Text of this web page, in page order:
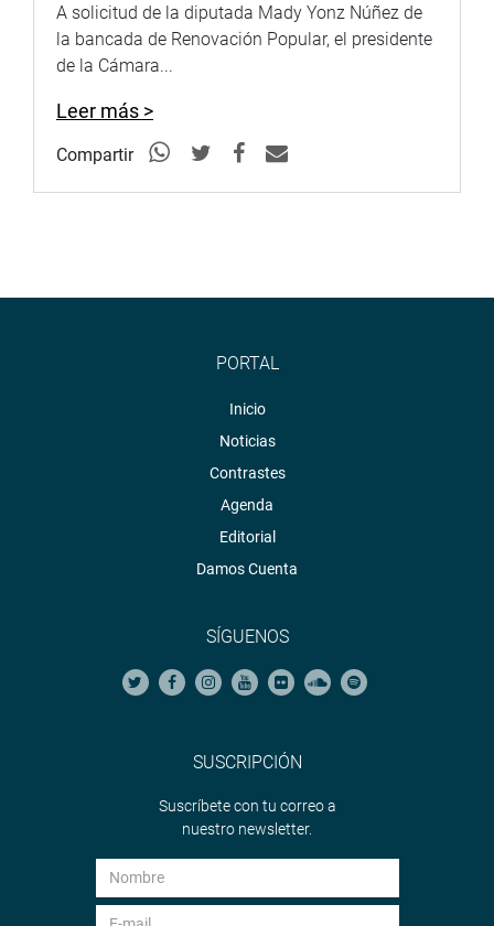
A solicitud de la diputada Mady Yonz Núñez de
la bancada de Renovación Popular, el presidente
de la Cámara...
Leer más >
Compartir
PORTAL
Inicio
Noticias
Contrastes
Agenda
Editorial
Damos Cuenta
SÍGUENOS
SUSCRIPCIÓN
Suscríbete con tu correo a
nuestro newsletter.